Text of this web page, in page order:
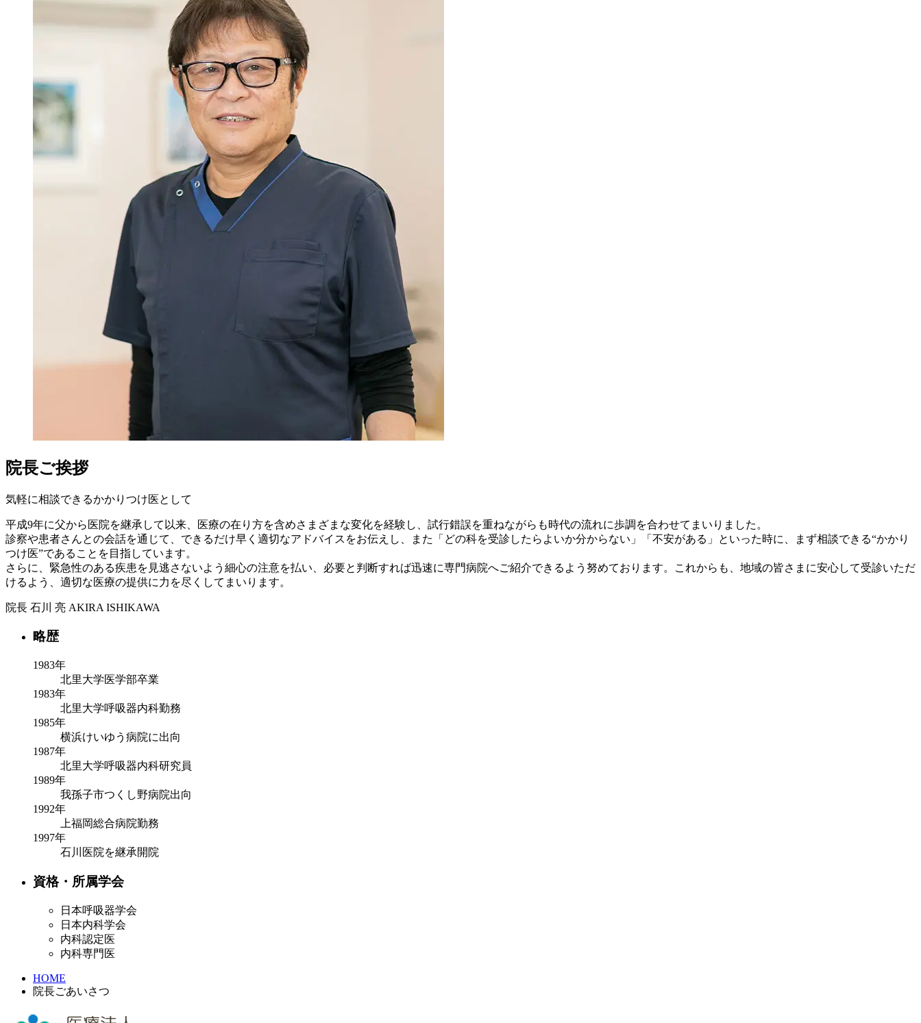
院長ご挨拶
気軽に相談できるかかりつけ医として
平成9年に父から医院を継承して以来、医療の在り方を含めさまざまな変化を経験し、試行錯誤を重ねながらも時代の流れに歩調を合わせてまいりました。
診察や患者さんとの会話を通じて、できるだけ早く適切なアドバイスをお伝えし、また「どの科を受診したらよいか分からない」「不安がある」といった時に、まず相談できる“かかり
つけ医”であることを目指しています。
さらに、緊急性のある疾患を見逃さないよう細心の注意を払い、必要と判断すれば迅速に専門病院へご紹介できるよう努めております。これからも、地域の皆さまに安心して受診いただ
けるよう、適切な医療の提供に力を尽くしてまいります。
院長 石川 亮 AKIRA ISHIKAWA
略歴
1983年
北里大学医学部卒業
1983年
北里大学呼吸器内科勤務
1985年
横浜けいゆう病院に出向
1987年
北里大学呼吸器内科研究員
1989年
我孫子市つくし野病院出向
1992年
上福岡総合病院勤務
1997年
石川医院を継承開院
資格・所属学会
日本呼吸器学会
日本内科学会
内科認定医
内科専門医
HOME
院長ごあいさつ